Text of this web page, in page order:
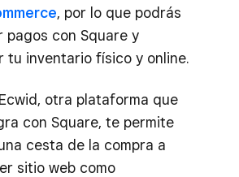
, por lo que podrás
pagos con Square y
tu inventario físico y online.
otra plataforma que
con Square, te permite
cesta de la compra a
sitio web como